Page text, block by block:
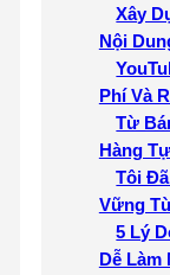
Xây
Nội
Phí Và
Từ
Hàng
Tôi
Vững
5 Lý
Dễ Làm